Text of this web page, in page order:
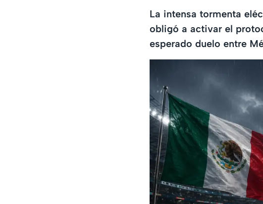
La intensa tormenta
obligó a activar el
esperado duelo entre